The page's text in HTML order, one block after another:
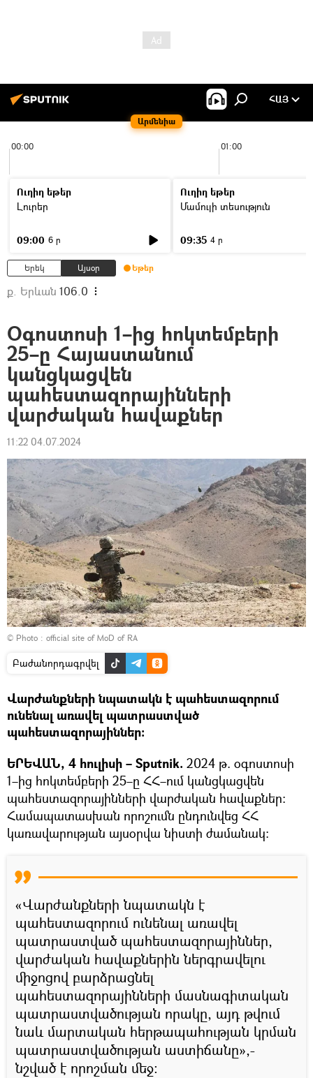
Արմենիա
ՀԱՅ
00:00 01:00
Ուղիղ եթեր
Լուրեր
09:00 6 ր
Ուղիղ եթեր
Մամուլի տեսություն
09:35 4 ր
Երեկ Այսօր Եթեր
ք. Երևան 106.0
Оգոստոսի 1–ից հոկտեմբերի
25–ը Հայաստանում
կանցկացվեն
պահեստազորայինների
վարժական հավաքներ
11:22 04.07.2024
© Photo : official site of MoD of RA
Բաժանորդագրվել
Վարժանքների նպատակն է պահեստազորում
ունենալ առավել պատրաստված
պահեստազորայիններ։
ԵՐԵՎԱՆ, 4 հուլիսի – Sputnik. 2024 թ. օգոստոսի
1–ից հոկտեմբերի 25–ը ՀՀ–ում կանցկացվեն
պահեստազորայինների վարժական հավաքներ։
Համապատասխան որոշումն ընդունվեց ՀՀ
կառավարության այսօրվա նիստի ժամանակ։
«Վարժանքների նպատակն է
պահեստազորում ունենալ առավել
պատրաստված պահեստազորայիններ,
վարժական հավաքներին ներգրավելու
միջոցով բարձրացնել
պահեստազորայինների մասնագիտական
պատրաստվածության որակը, այդ թվում
նաև մարտական հերթապահության կրման
պատրաստվածության աստիճանը»,-
նշված է որոշման մեջ: